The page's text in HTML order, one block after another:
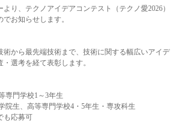
り、テクノアイデアコンテスト（テクノ愛2026）
お知らせします。
術から最先端技術まで、技術に関する幅広いアイデ
選考を経て表彰します。
専門学校1～3年生
院生、高等専門学校4・5年生・専攻科生
も応募可